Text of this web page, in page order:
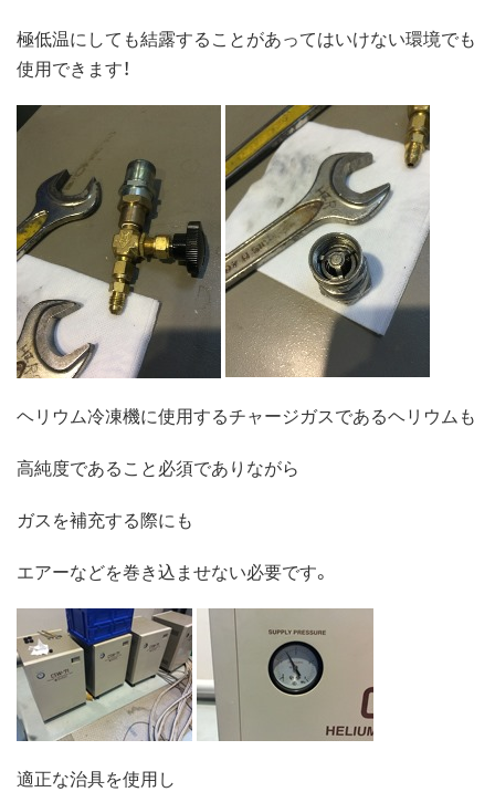
極低温にしても結露することがあってはいけない環境でも
使用できます！
ヘリウム冷凍機に使用するチャージガスであるヘリウムも
高純度であること必須でありながら
ガスを補充する際にも
エアーなどを巻き込ませない必要です。
適正な治具を使用し